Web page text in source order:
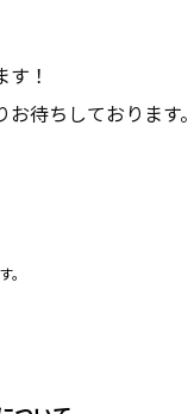
す！
待ちしております。
。